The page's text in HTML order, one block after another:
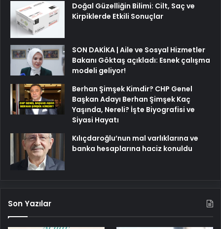
Doğal Güzelliğin Bilimi: Cilt, Saç ve
Kirpiklerde Etkili Sonuçlar
SON DAKİKA | Aile ve Sosyal Hizmetler
Bakanı Göktaş açıkladı: Esnek çalışma
modeli geliyor!
Berhan Şimşek Kimdir? CHP Genel
Başkan Adayı Berhan Şimşek Kaç
Yaşında, Nereli? İşte Biyografisi ve
Siyasi Hayatı
Kılıçdaroğlu’nun mal varlıklarına ve
banka hesaplarına haciz konuldu
Son Yazılar